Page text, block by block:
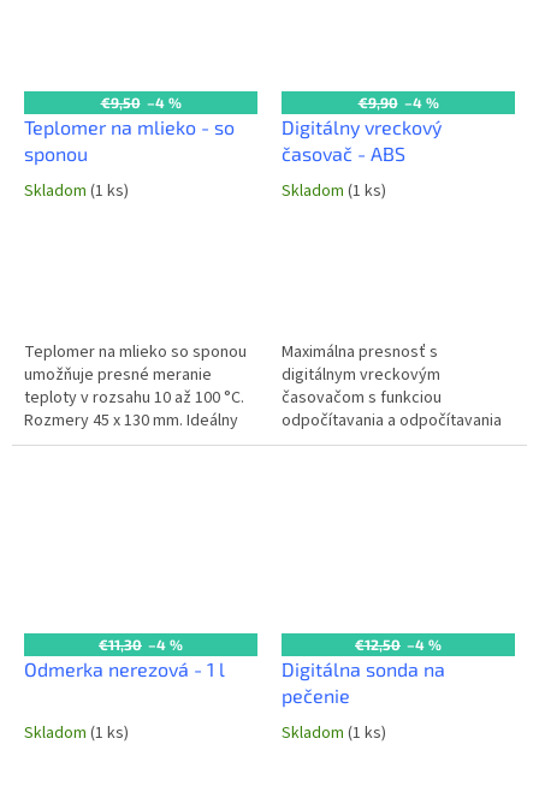
€9,50 –4 %
Teplomer na mlieko - so
sponou
Skladom (1 ks)
Teplomer na mlieko so sponou
umožňuje presné meranie
teploty v rozsahu 10 až 100 °C.
Rozmery 45 x 130 mm. Ideálny
pre baristov a cukrárov v
€9,90 –4 %
Digitálny vreckový
časovač - ABS
Skladom (1 ks)
Maximálna presnosť s
digitálnym vreckovým
časovačom s funkciou
odpočítavania a odpočítavania
až do 99 minút a 59 sekúnd.
€11,30 –4 %
Odmerka nerezová - 1 l
Skladom (1 ks)
€12,50 –4 %
Digitálna sonda na
pečenie
Skladom (1 ks)